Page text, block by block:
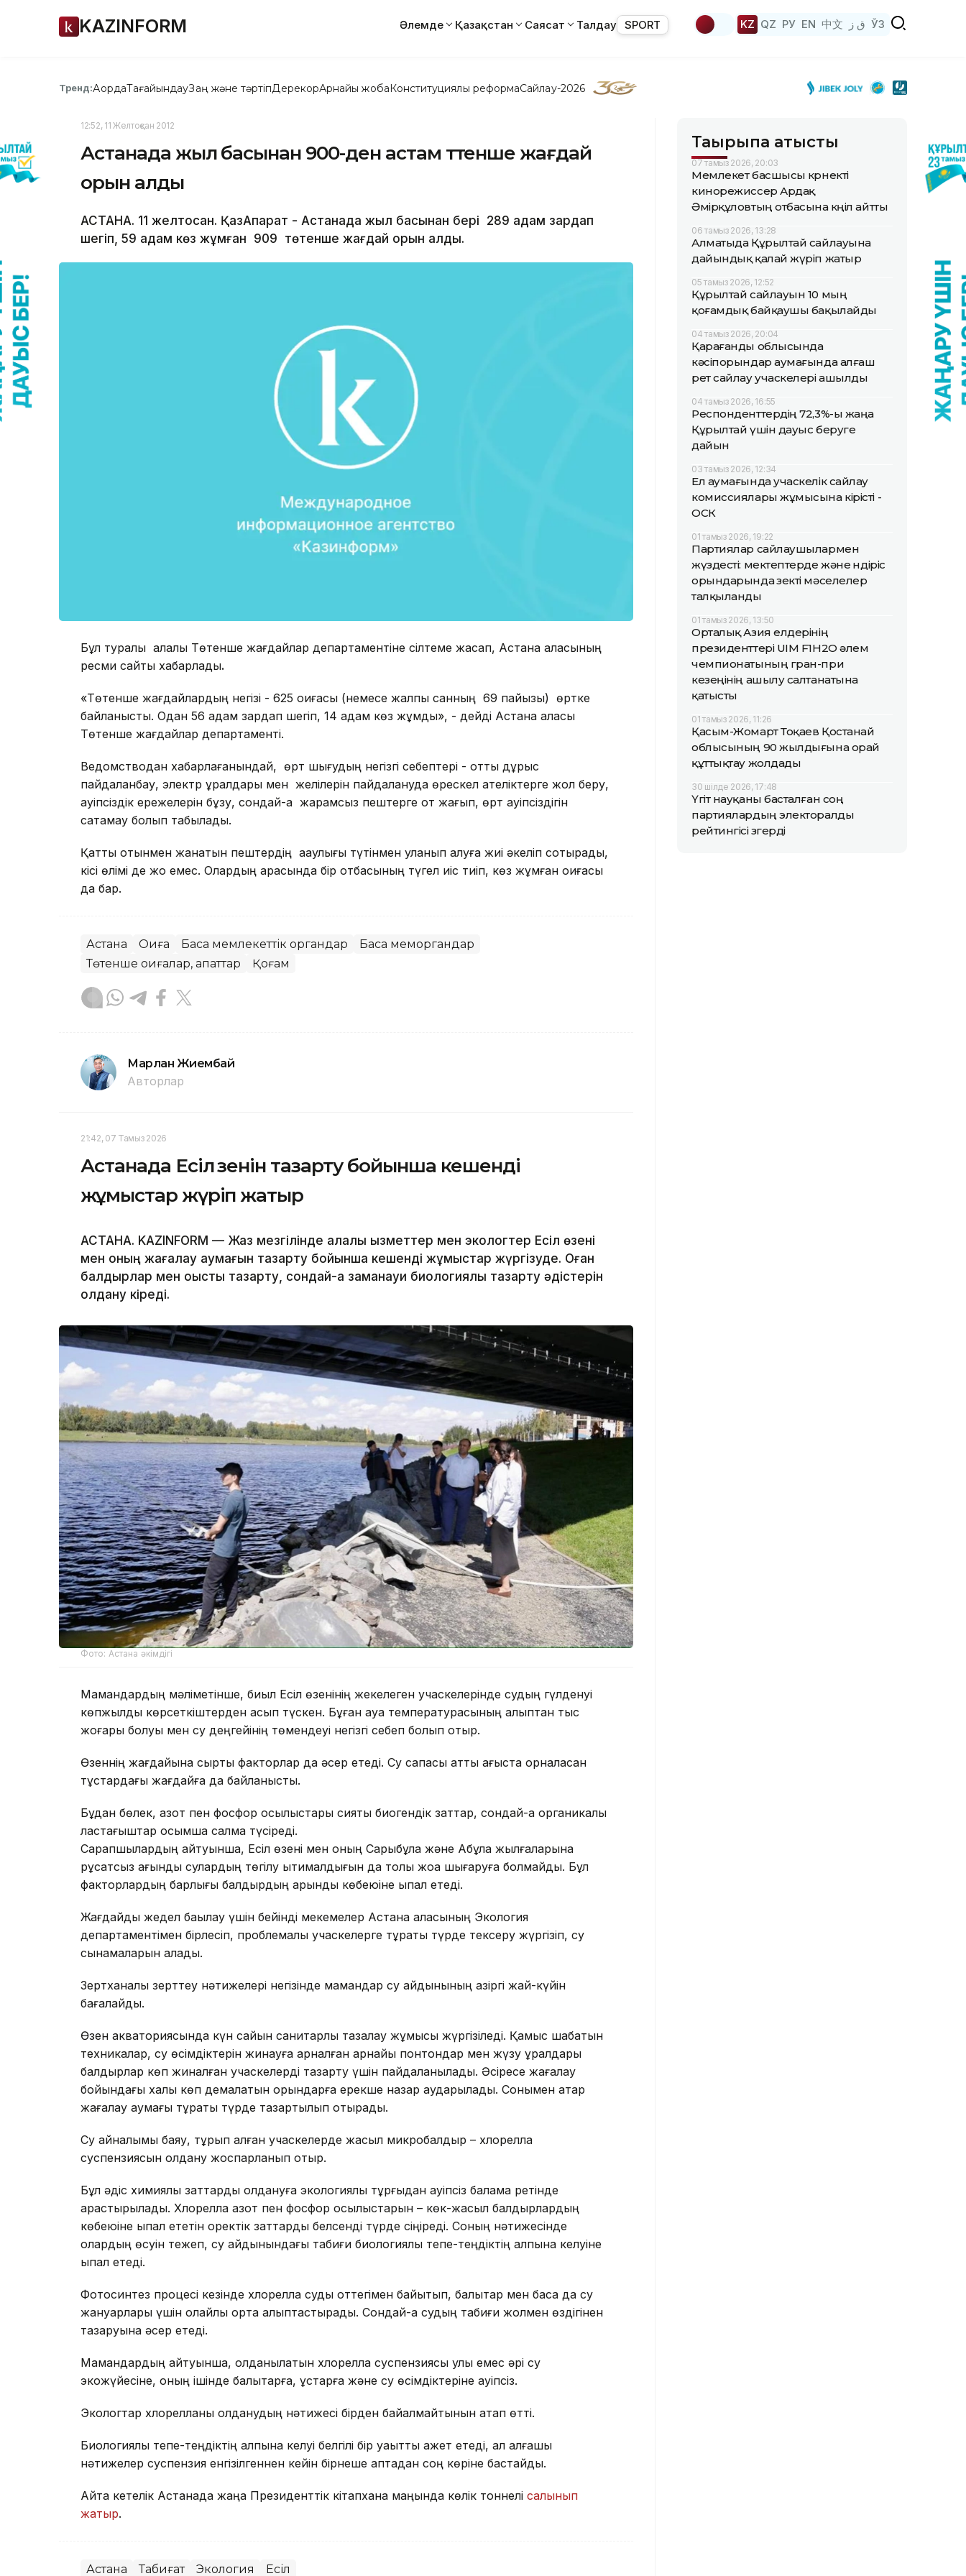
KAZINFORM Әлемде Қазақстан Саясат Талдау SPORT KZ QZ РУ EN 中文 ق ز ЎЗ
Тренд:АқордаТағайындауЗаң және тәртіпДерекқорАрнайы жобаКонституциялық реформаСайлау-2026
12:52, 11 Желтоқсан 2012
Астанада жыл басынан 900-ден астам төтенше жағдай
орын алды
АСТАНА. 11 желтоқсан. ҚазАқпарат - Астанада жыл басынан бері 289 адам зардап
шегіп, 59 адам көз жұмған 909 төтенше жағдай орын алды.
Бұл туралы қалалық Төтенше жағдайлар департаментіне сілтеме жасап, Астана қаласының
ресми сайты хабарлады.
«Төтенше жағдайлардың негізі - 625 оқиғасы (немесе жалпы санның 69 пайызы) өртке
байланысты. Одан 56 адам зардап шегіп, 14 адам көз жұмды», - дейді Астана қаласы
Төтенше жағдайлар департаменті.
Ведомстводан хабарлағанындай, өрт шығудың негізгі себептері - отты дұрыс
пайдаланбау, электр құралдары мен желілерін пайдалануда өрескел қателіктерге жол беру,
қауіпсіздік ережелерін бұзу, сондай-ақ жарамсыз пештерге от жағып, өрт қауіпсіздігін
сақтамау болып табылады.
Қатты отынмен жанатын пештердің ақаулығы түтінмен уланып қалуға жиі әкеліп соқтырады,
кісі өлімі де жоқ емес. Олардың арасында бір отбасының түгел иіс тиіп, көз жұмған оқиғасы
да бар.
Астана Оқиға Басқа мемлекеттік органдар
Басқа меморгандар
Төтенше оқиғалар, апаттар
Қоғам
Марлан Жиембай
Авторлар
21:42, 07 Тамыз 2026
Астанада Есіл өзенін тазарту бойынша кешенді
жұмыстар жүріп жатыр
АСТАНА. KAZINFORM — Жаз мезгілінде қалалық қызметтер мен экологтер Есіл өзені
мен оның жағалау аумағын тазарту бойынша кешенді жұмыстар жүргізуде. Оған
балдырлар мен қоқысты тазарту, сондай-ақ заманауи биологиялық тазарту әдістерін
қолдану кіреді.
Фото: Астана әкімдігі
Мамандардың мәліметінше, биыл Есіл өзенінің жекелеген учаскелерінде судың гүлденуі
көпжылдық көрсеткіштерден асып түскен. Бұған ауа температурасының қалыптан тыс
жоғары болуы мен су деңгейінің төмендеуі негізгі себеп болып отыр.
Өзеннің жағдайына сыртқы факторлар да әсер етеді. Су сапасы қатты ағыста орналасқан
тұстардағы жағдайға да байланысты.
Бұдан бөлек, азот пен фосфор қосылыстары сияқты биогендік заттар, сондай-ақ органикалық
ластағыштар қосымша салмақ түсіреді.
Сарапшылардың айтуынша, Есіл өзені мен оның Сарыбұлақ және Ақбұлақ жылғаларына
рұқсатсыз ағынды сулардың төгілу ықтималдығын да толық жоққа шығаруға болмайды. Бұл
факторлардың барлығы балдырдың қарқынды көбеюіне ықпал етеді.
Жағдайды жедел бақылау үшін бейінді мекемелер Астана қаласының Экология
департаментімен бірлесіп, проблемалы учаскелерге тұрақты түрде тексеру жүргізіп, су
сынамаларын алады.
Зертханалық зерттеу нәтижелері негізінде мамандар су айдынының қазіргі жай-күйін
бағалайды.
Өзен акваториясында күн сайын санитарлық тазалау жұмысы жүргізіледі. Қамыс шабатын
техникалар, су өсімдіктерін жинауға арналған арнайы понтондар мен жүзу құралдары
балдырлар көп жиналған учаскелерді тазарту үшін пайдаланылады. Әсіресе жағалау
бойындағы халық көп демалатын орындарға ерекше назар аударылады. Сонымен қатар
жағалау аумағы тұрақты түрде тазартылып отырады.
Су айналымы баяу, тұрып қалған учаскелерде жасыл микробалдыр – хлорелла
суспензиясын қолдану жоспарланып отыр.
Бұл әдіс химиялық заттарды қолдануға экологиялық тұрғыдан қауіпсіз балама ретінде
қарастырылады. Хлорелла азот пен фосфор қосылыстарын – көк-жасыл балдырлардың
көбеюіне ықпал ететін қоректік заттарды белсенді түрде сіңіреді. Соның нәтижесінде
олардың өсуін тежеп, су айдынындағы табиғи биологиялық тепе-теңдіктің қалпына келуіне
ықпал етеді.
Фотосинтез процесі кезінде хлорелла суды оттегімен байытып, балықтар мен басқа да су
жануарлары үшін қолайлы орта қалыптастырады. Сондай-ақ судың табиғи жолмен өздігінен
тазаруына әсер етеді.
Мамандардың айтуынша, қолданылатын хлорелла суспензиясы улы емес әрі су
экожүйесіне, оның ішінде балықтарға, құстарға және су өсімдіктеріне қауіпсіз.
Экологтар хлорелланы қолданудың нәтижесі бірден байқалмайтынын атап өтті.
Биологиялық тепе-теңдіктің қалпына келуі белгілі бір уақытты қажет етеді, ал алғашқы
нәтижелер суспензия енгізілгеннен кейін бірнеше аптадан соң көріне бастайды.
Айта кетелік Астанада жаңа Президенттік кітапхана маңында көлік тоннелі салынып
жатыр.
Астана Табиғат Экология Есіл
Тақырыпқа қатысты
07 тамыз 2026, 20:03
Мемлекет басшысы көрнекті
кинорежиссер Ардақ
Әмірқұловтың отбасына көңіл айтты
06 тамыз 2026, 13:28
Алматыда Құрылтай сайлауына
дайындық қалай жүріп жатыр
05 тамыз 2026, 12:52
Құрылтай сайлауын 10 мың
қоғамдық байқаушы бақылайды
04 тамыз 2026, 20:04
Қарағанды облысында
кәсіпорындар аумағында алғаш
рет сайлау учаскелері ашылды
04 тамыз 2026, 16:55
Респонденттердің 72,3%-ы жаңа
Құрылтай үшін дауыс беруге
дайын
03 тамыз 2026, 12:34
Ел аумағында учаскелік сайлау
комиссиялары жұмысына кірісті -
ОСК
01 тамыз 2026, 19:22
Партиялар сайлаушылармен
жүздесті: мектептерде және өндіріс
орындарында өзекті мәселелер
талқыланды
01 тамыз 2026, 13:50
Орталық Азия елдерінің
президенттері UIM F1H2O әлем
чемпионатының гран-при
кезеңінің ашылу салтанатына
қатысты
01 тамыз 2026, 11:26
Қасым-Жомарт Тоқаев Қостанай
облысының 90 жылдығына орай
құттықтау жолдады
30 шілде 2026, 17:48
Үгіт науқаны басталған соң
партиялардың электоралды
рейтингісі өзгерді